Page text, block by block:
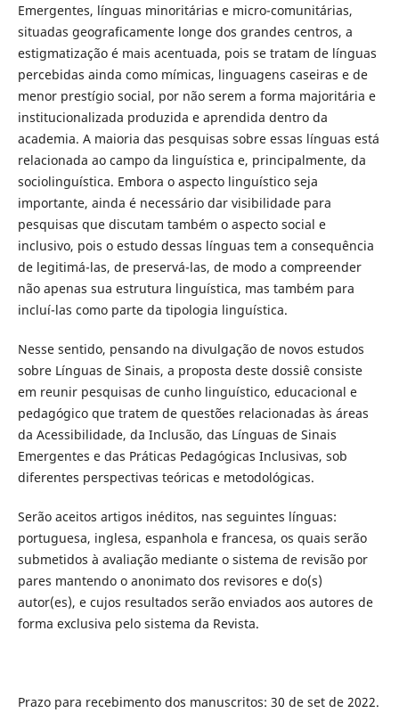
Emergentes, línguas minoritárias e micro-comunitárias,
situadas geograficamente longe dos grandes centros, a
estigmatização é mais acentuada, pois se tratam de línguas
percebidas ainda como mímicas, linguagens caseiras e de
menor prestígio social, por não serem a forma majoritária e
institucionalizada produzida e aprendida dentro da
academia. A maioria das pesquisas sobre essas línguas está
relacionada ao campo da linguística e, principalmente, da
sociolinguística. Embora o aspecto linguístico seja
importante, ainda é necessário dar visibilidade para
pesquisas que discutam também o aspecto social e
inclusivo, pois o estudo dessas línguas tem a consequência
de legitimá-las, de preservá-las, de modo a compreender
não apenas sua estrutura linguística, mas também para
incluí-las como parte da tipologia linguística.
Nesse sentido, pensando na divulgação de novos estudos
sobre Línguas de Sinais, a proposta deste dossiê consiste
em reunir pesquisas de cunho linguístico, educacional e
pedagógico que tratem de questões relacionadas às áreas
da Acessibilidade, da Inclusão, das Línguas de Sinais
Emergentes e das Práticas Pedagógicas Inclusivas, sob
diferentes perspectivas teóricas e metodológicas.
Serão aceitos artigos inéditos, nas seguintes línguas:
portuguesa, inglesa, espanhola e francesa, os quais serão
submetidos à avaliação mediante o sistema de revisão por
pares mantendo o anonimato dos revisores e do(s)
autor(es), e cujos resultados serão enviados aos autores de
forma exclusiva pelo sistema da Revista.
Prazo para recebimento dos manuscritos: 30 de set de 2022.